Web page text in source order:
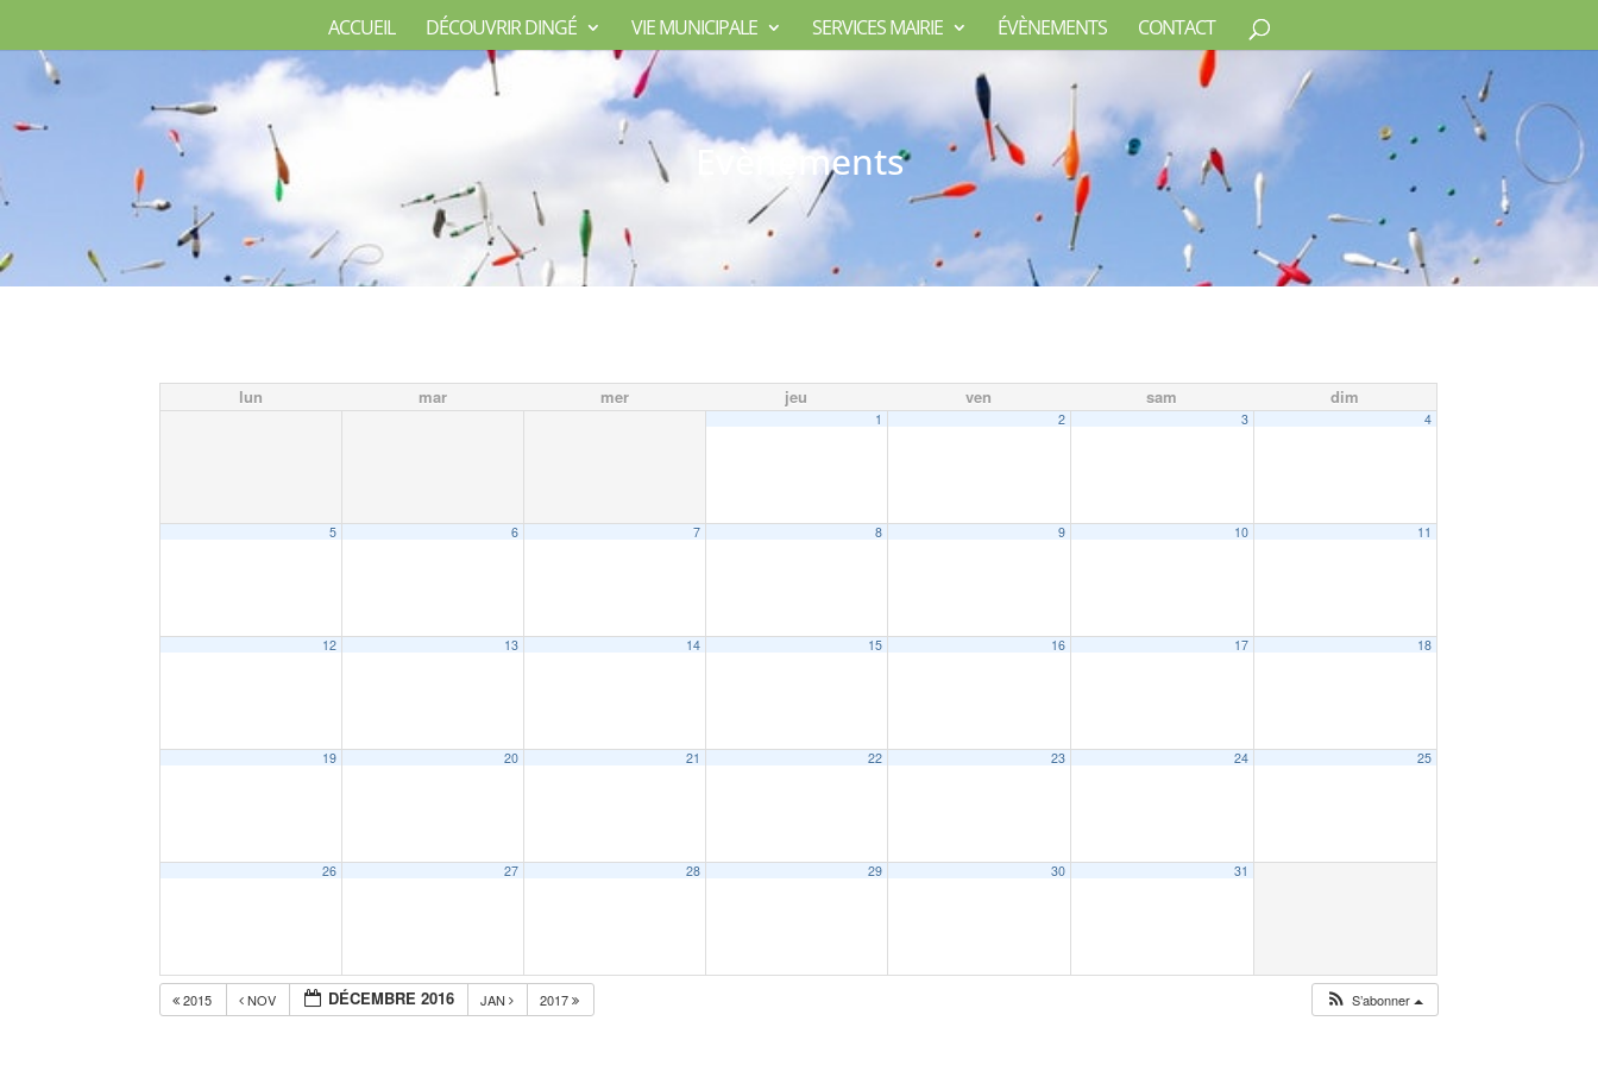
ACCUEIL DÉCOUVRIR DINGÉ VIE MUNICIPALE SERVICES MAIRIE ÉVÈNEMENTS CONTACT
Evènements
lun mar mer jeu ven sam dim
1 2 3 4
5 6 7 8 9 10 11
12 13 14 15 16 17 18
19 20 21 22 23 24 25
26 27 28 29 30 31
2015 NOV DÉCEMBRE 2016 JAN 2017 S’abonner